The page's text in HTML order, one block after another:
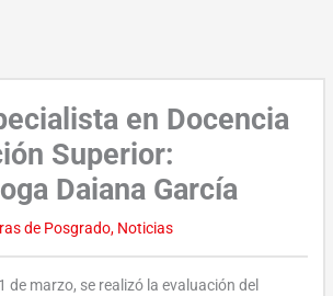
en Docencia
Superior:
Daiana García
de Posgrado, Noticias
de marzo, se realizó la evaluación del